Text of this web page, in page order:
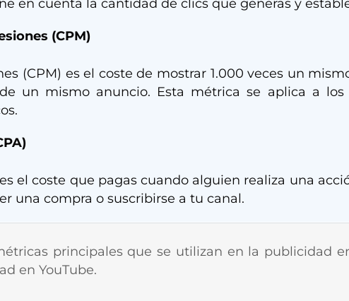
en cuenta la cantidad de clics que generas y
(CPM)
(CPM) es el coste de mostrar 1.000 veces un
un mismo anuncio. Esta métrica se aplica a
el coste que pagas cuando alguien realiza una
una compra o suscribirse a tu canal.
principales que se utilizan en la publicidad
en YouTube.